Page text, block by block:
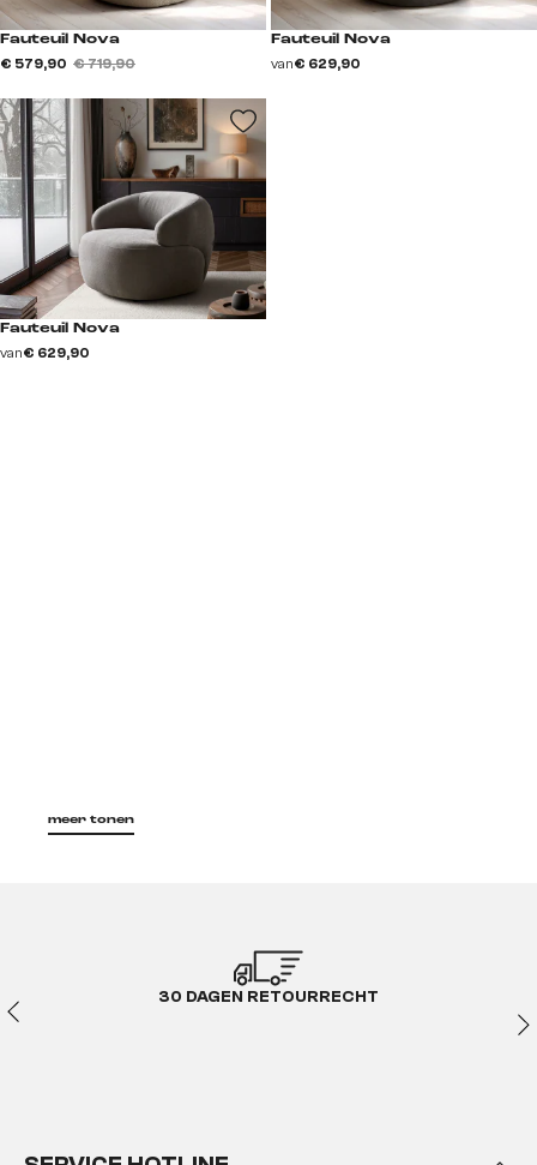
Fauteuil Nova
€ 579,90 € 719,90
Fauteuil Nova
van€ 629,90
Fauteuil Nova
van€ 629,90
meer tonen
30 DAGEN RETOURRECHT